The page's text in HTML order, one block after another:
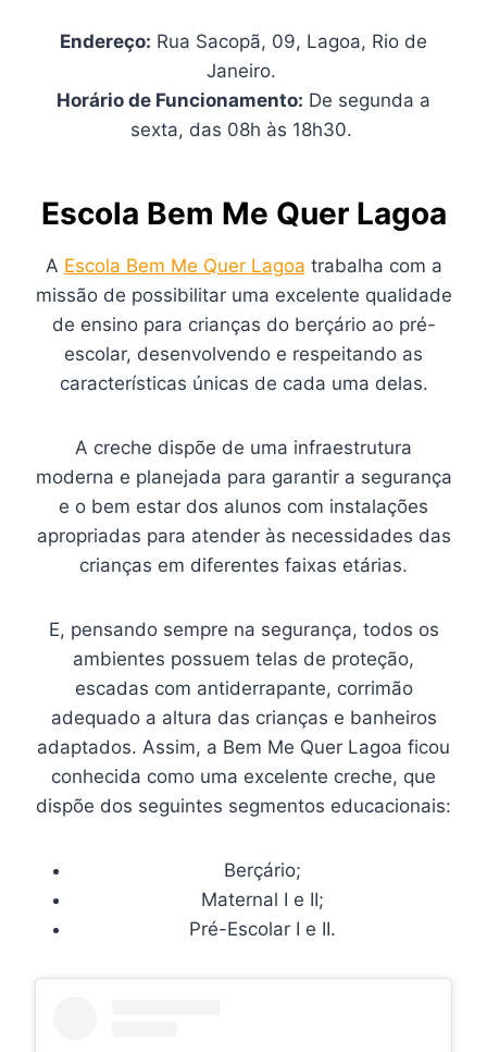
Endereço: Rua Sacopã, 09, Lagoa, Rio de
Janeiro.
Horário de Funcionamento: De segunda a
sexta, das 08h às 18h30.
Escola Bem Me Quer Lagoa
A Escola Bem Me Quer Lagoa trabalha com a
missão de possibilitar uma excelente qualidade
de ensino para crianças do berçário ao pré-
escolar, desenvolvendo e respeitando as
características únicas de cada uma delas.
A creche dispõe de uma infraestrutura
moderna e planejada para garantir a segurança
e o bem estar dos alunos com instalações
apropriadas para atender às necessidades das
crianças em diferentes faixas etárias.
E, pensando sempre na segurança, todos os
ambientes possuem telas de proteção,
escadas com antiderrapante, corrimão
adequado a altura das crianças e banheiros
adaptados. Assim, a Bem Me Quer Lagoa ficou
conhecida como uma excelente creche, que
dispõe dos seguintes segmentos educacionais:
Berçário;
Maternal I e II;
Pré-Escolar I e II.